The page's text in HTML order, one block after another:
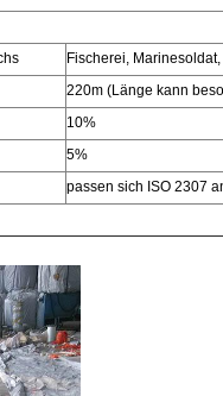
Fischerei,
220m (Länge kann
10%
5%
passen sich ISO 2307